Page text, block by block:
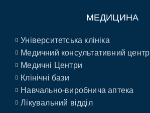
МЕДИЦИНА
Університетська клініка
Медичний консультативний центр
Медичні Центри
Клінічні бази
Навчально-виробнича аптека
Лікувальний відділ